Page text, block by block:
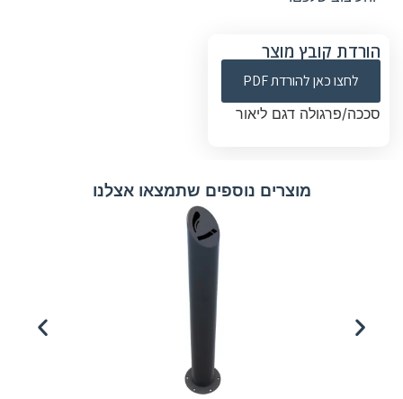
הורדת קובץ מוצר
לחצו כאן להורדת PDF
סככה/פרגולה דגם ליאור
מוצרים נוספים שתמצאו אצלנו